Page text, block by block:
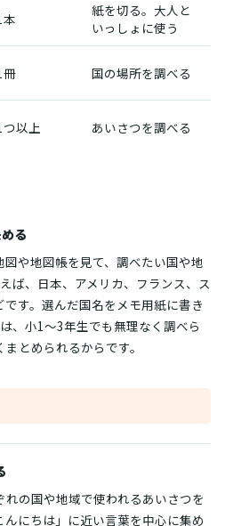
本
紙を切る。大人と
いっしょに使う
冊 国の場所を調べる
つ以上 あいさつを調べる
る
図や地図帳を見て、調べたい国や地
ば、日本、アメリカ、フランス、ス
す。選んだ国名をメモ用紙に書き
、小1〜3年生でも無理なく調べら
とめられるからです。
れの国や地域で使われるあいさつを
にちは」に近い言葉を中心に集め